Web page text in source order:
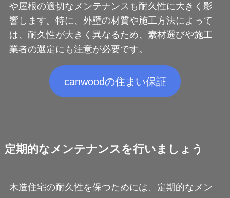
や屋根の適切なメンテナンスも耐久性に大きく影
響します。特に、外壁の材質や施工方法によって
は、耐久性が大きく異なるため、素材選びや施工
業者の選定にも注意が必要です。
canwoodの住まい保証
定期的なメンテナンスを行いましょう
木造住宅の耐久性を保つためには、定期的なメン